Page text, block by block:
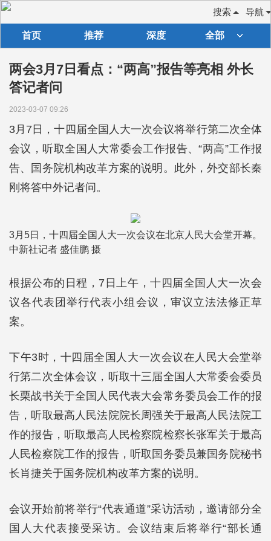
导航
搜索
首页 推荐 深度 全部
两会3月7日看点：“两高”报告等亮相 外长
答记者问
2023-03-07 09:26
3月7日，十四届全国人大一次会议将举行第二次全体
会议，听取全国人大常委会工作报告、“两高”工作报
告、国务院机构改革方案的说明。此外，外交部长秦
刚将答中外记者问。
3月5日，十四届全国人大一次会议在北京人民大会堂开幕。
中新社记者 盛佳鹏 摄
根据公布的日程，7日上午，十四届全国人大一次会
议各代表团举行代表小组会议，审议立法法修正草
案。
下午3时，十四届全国人大一次会议在人民大会堂举
行第二次全体会议，听取十三届全国人大常委会委员
长栗战书关于全国人民代表大会常务委员会工作的报
告，听取最高人民法院院长周强关于最高人民法院工
作的报告，听取最高人民检察院检察长张军关于最高
人民检察院工作的报告，听取国务委员兼国务院秘书
长肖捷关于国务院机构改革方案的说明。
会议开始前将举行“代表通道”采访活动，邀请部分全
国人大代表接受采访。会议结束后将举行“部长通